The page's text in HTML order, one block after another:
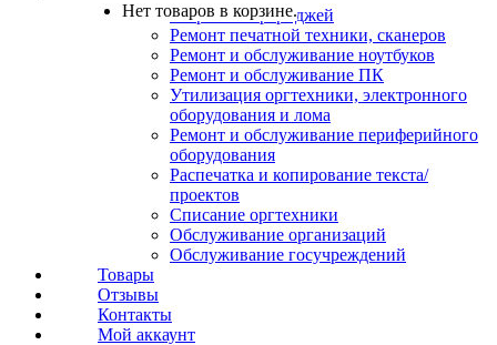
Нет товаров в корзине.
Заправка картриджей
Ремонт печатной техники, сканеров
Ремонт и обслуживание ноутбуков
Ремонт и обслуживание ПК
Утилизация оргтехники, электронного
оборудования и лома
Ремонт и обслуживание периферийного
оборудования
Распечатка и копирование текста/
проектов
Списание оргтехники
Обслуживание организаций
Обслуживание госучреждений
Товары
Отзывы
Контакты
Мой аккаунт